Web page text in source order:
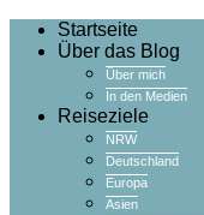
Startseite
Über das Blog
Über mich
In den Medien
Reiseziele
NRW
Deutschland
Europa
Asien